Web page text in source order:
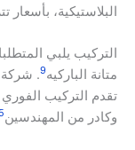
البلاستيكية، بأسعار تتراوح من 1.5 إلى 7
التركيب يلبي
متانة الباركيه9
وكادر من المهندسين5